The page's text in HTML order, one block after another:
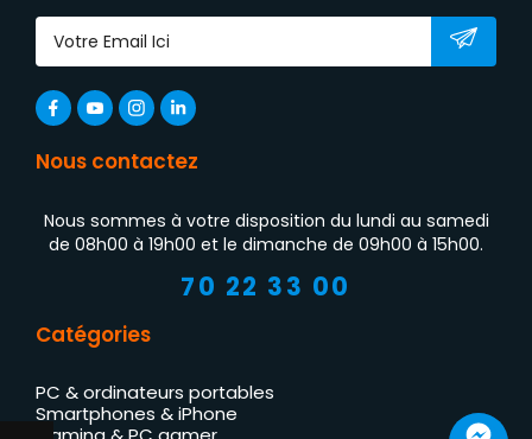
Nous contactez
Nous sommes à votre disposition du lundi au samedi
de 08h00 à 19h00 et le dimanche de 09h00 à 15h00.
70 22 33 00
Catégories
PC & ordinateurs portables
Smartphones & iPhone